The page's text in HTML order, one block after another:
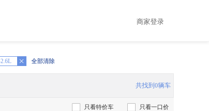
商家登录
全部清除
共找到0辆车
只看特价车 只看一口价